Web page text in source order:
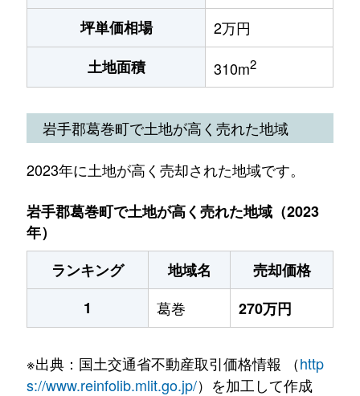
坪単価相場
2万円
土地面積
310m2
岩手郡葛巻町で土地が高く売れた地域
2023年に土地が高く売却された地域です。
岩手郡葛巻町で土地が高く売れた地域（2023
年）
ランキング
地域名
売却価格
1
葛巻 270万円
※出典：国土交通省不動産取引価格情報 （http
s://www.reinfolib.mlit.go.jp/）を加工して作成